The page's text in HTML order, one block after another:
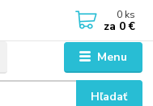
Menu
Hľadať
0 ks
za 0 €